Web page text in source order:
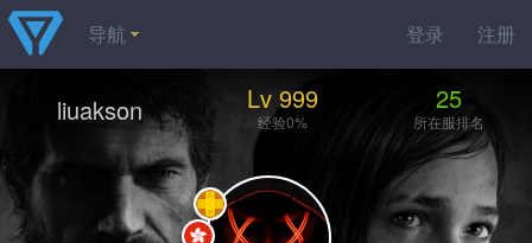
登录 注册
导航
liuakson Lv 999
经验0%
25
所在服排名